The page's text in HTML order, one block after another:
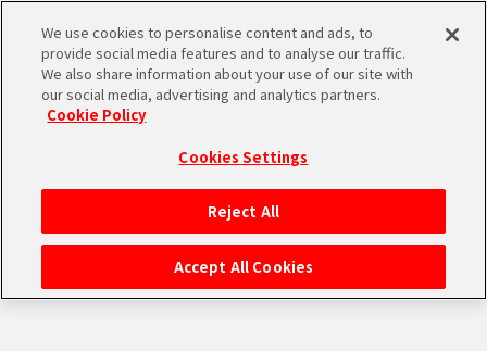
MEN
STARTSEITE
NEUES
Suchergebnisse:
「Monthly Dragon
Ball Report」
We use cookies to personalise content and ads, to
provide social media features and to analyse our traffic.
We also share information about your use of our site with
our social media, advertising and analytics partners.
Cookie Policy
Cookies Settings
Reject All
Accept All Cookies